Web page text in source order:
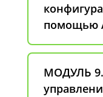
помощью
МОДУЛЬ